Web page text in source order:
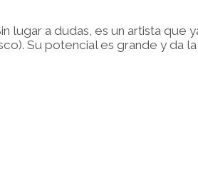
lugar a dudas, es un artista que
Su potencial es grande y da